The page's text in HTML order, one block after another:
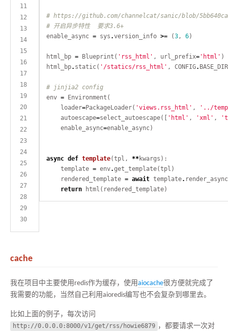
13
14
15
16
17
18
19
20
23
24
25
26
27
28
29
30
# https://github.com/channelcat/sanic/blob/
# 开启异步特性  要求3.6+
enable_async = sys .version_info >= (3, 6
html_bp = Blueprint( 'rss_html' , url_prefix='html'
html_bp. static( '/statics/rss_html' , CONFIG.
# jinjia2 config
env =
    loader
=PackageLoader( 'views.rss_html' ,
'../
    autoescape
=select_autoescape([ 'html' , 'xml' ,
    enable_async
=
async def template(tpl, **
    template
= env.
    rendered_template
= await template.
return
cache
我在项目中主要使用redis作为缓存，使用aiocache很方便就完成了
我需要的功能，当然自己利用aioredis编写也不会复杂到哪里去。
比如上面的例子，每次访问
http://0.0.0.0:8000/v1/get/rss/howie6879 ，都要请求一次对